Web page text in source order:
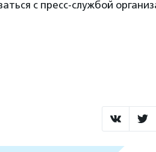
с пресс-службой